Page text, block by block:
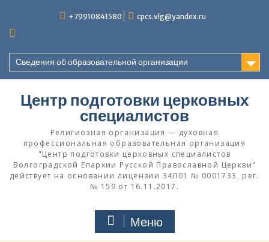
содержимому
+79910841580 cpcs.vlg@yandex.ru
Сведения об образовательной организации
Центр подготовки церковных
специалистов
Религиозная организация — духовная
профессиональная образовательная организация
"Центр подготовки церковных специалистов
Волгоградской Eпархии Русской Православной Церкви"
действует на основании лицензии 34Л01 № 0001733, рег.
№ 159 от 16.11.2017.
Меню